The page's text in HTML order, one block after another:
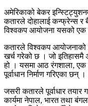
अमेरिकाको बेकर
कतारले दोहालाई कन्फ्रेन्स
विश्वकप आयोजना यसको एक
कतारले विश्वकप आयोजनाको
खर्च गरेको छ । जो इतिहासमै
हो । यसमा आठ रंगशाला, एक
पूर्वाधान निर्माण गरिएका छन् ।
जसरी कतारले पूर्वाधार तयार
कार्यमा नेपाल, भारत तथा